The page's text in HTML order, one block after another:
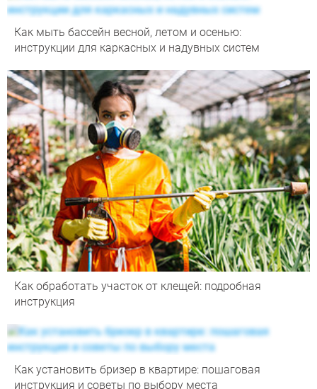
Как мыть бассейн весной, летом и осенью:
инструкции для каркасных и надувных систем
Как обработать участок от клещей: подробная
инструкция
Как установить бризер в квартире: пошаговая
инструкция и советы по выбору места